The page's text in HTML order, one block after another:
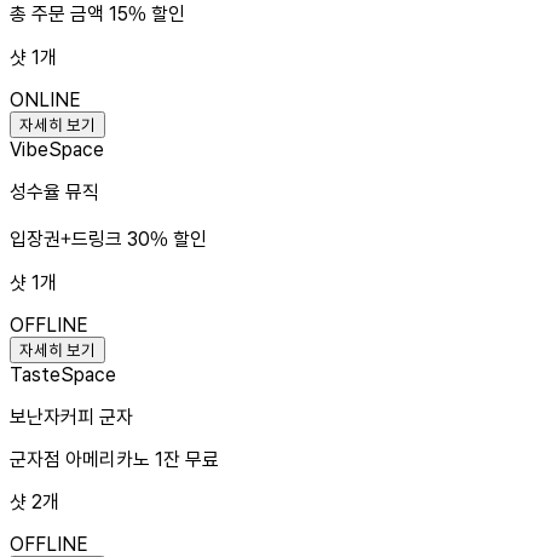
총 주문 금액 15% 할인
샷 1개
ONLINE
자세히 보기
VibeSpace
성수율 뮤직
입장권+드링크 30% 할인
샷 1개
OFFLINE
자세히 보기
TasteSpace
보난자커피 군자
군자점 아메리카노 1잔 무료
샷 2개
OFFLINE